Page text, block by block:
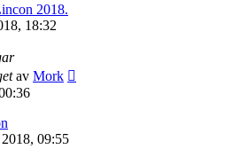
2018.
18:32
av Mork
09:55